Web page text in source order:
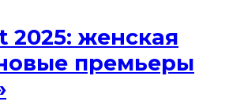
2025: женская
премьеры